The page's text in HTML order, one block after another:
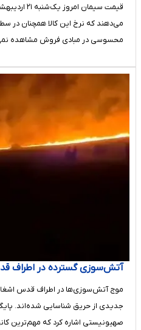
می‌دهند که نرخ این کالا همچنان در
محسوسی در مبادی فروش مشاهده
آتش‌سوزی گسترده در اطراف
موج آتش‌سوزی‌ها در اطراف قدس
جدیدی از حریق شناسایی شده‌اند.
صهیونیستی اشاره کرد که مهم‌ترین